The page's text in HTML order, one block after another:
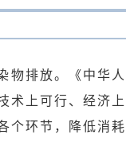
物排放。《中华
术上可行、经济
个环节，降低消